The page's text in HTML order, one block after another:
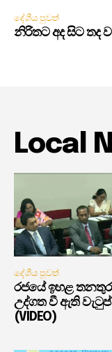
දේශීය පුවත්
නිරිතට අද සිට තද
Local
දේශීය පුවත්
රජයේ ඉහළ
උද්ගත වී ඇති වැටුප්
(VIDEO)